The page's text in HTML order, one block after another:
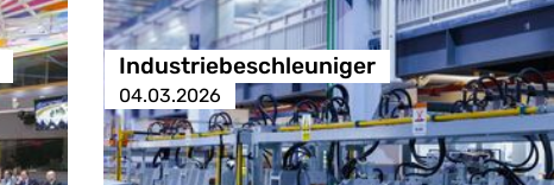
Industriebeschleuniger
04.03.2026